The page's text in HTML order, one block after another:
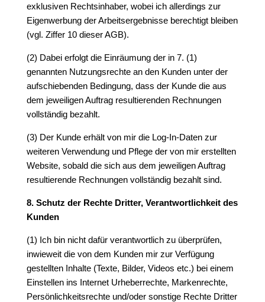
exklusiven Rechtsinhaber, wobei ich allerdings zur
Eigenwerbung der Arbeitsergebnisse berechtigt bleiben
(vgl. Ziffer 10 dieser AGB).
(2) Dabei erfolgt die Einräumung der in 7. (1)
genannten Nutzungsrechte an den Kunden unter der
aufschiebenden Bedingung, dass der Kunde die aus
dem jeweiligen Auftrag resultierenden Rechnungen
vollständig bezahlt.
(3) Der Kunde erhält von mir die Log-In-Daten zur
weiteren Verwendung und Pflege der von mir erstellten
Website, sobald die sich aus dem jeweiligen Auftrag
resultierende Rechnungen vollständig bezahlt sind.
8. Schutz der Rechte Dritter, Verantwortlichkeit des
Kunden
(1) Ich bin nicht dafür verantwortlich zu überprüfen,
inwieweit die von dem Kunden mir zur Verfügung
gestellten Inhalte (Texte, Bilder, Videos etc.) bei einem
Einstellen ins Internet Urheberrechte, Markenrechte,
Persönlichkeitsrechte und/oder sonstige Rechte Dritter